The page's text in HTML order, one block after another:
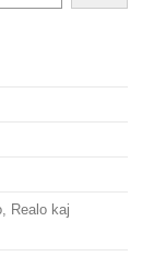
Realo kaj